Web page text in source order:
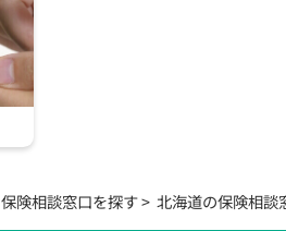
保険相談窓口を探す 北海道の保険相談